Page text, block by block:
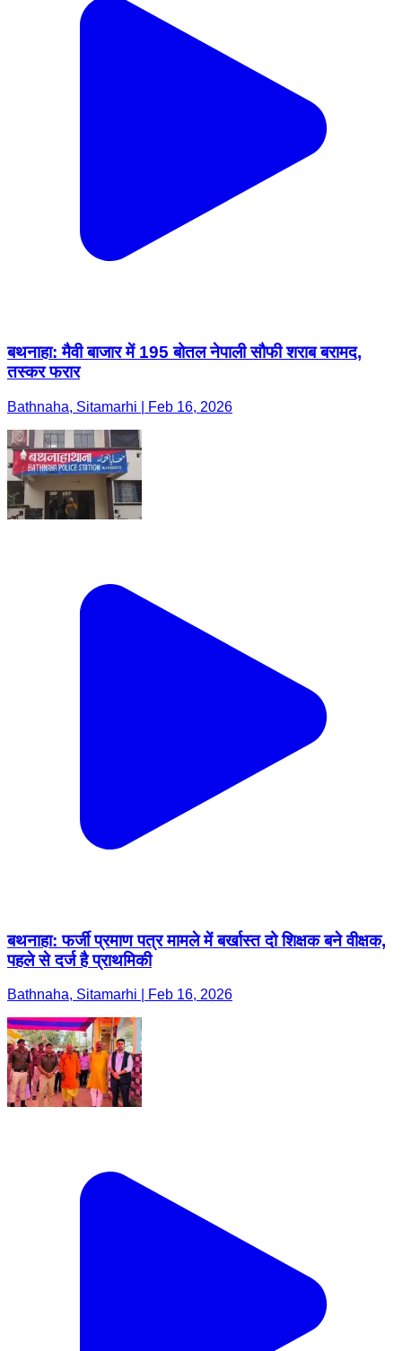
बथनाहा: मैवी बाजार में 195 बोतल नेपाली सौफी शराब बरामद,
तस्कर फरार
Bathnaha, Sitamarhi | Feb 16, 2026
बथनाहा: फर्जी प्रमाण पत्र मामले में बर्खास्त दो शिक्षक बने वीक्षक,
पहले से दर्ज है प्राथमिकी
Bathnaha, Sitamarhi | Feb 16, 2026